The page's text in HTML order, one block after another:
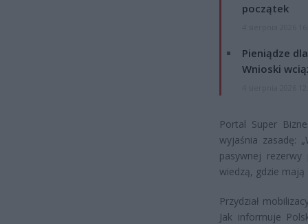
początek
Pieniądze
Wnioski
Portal Super
wyjaśnia zasadę:
pasywnej rezerwy
wiedzą, gdzie
Przydział
Jak informuje